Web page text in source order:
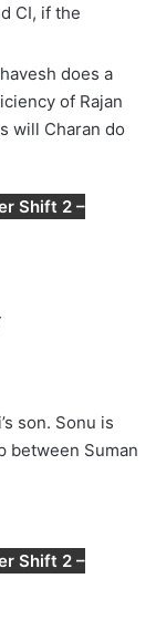
CI, if the
does a
of Rajan
will Charan do
Shift 2 –
son. Sonu is
between Suman
Shift 2 –